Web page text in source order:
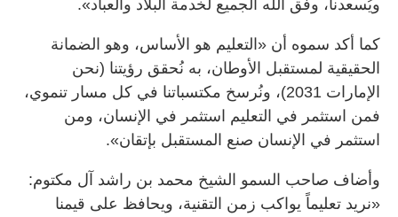
ويُسعدنا، وفق الله الجميع لخدمة البلاد والعباد».
كما أكد سموه أن «التعليم هو الأساس، وهو الضمانة
الحقيقية لمستقبل الأوطان، به نُحقق رؤيتنا (نحن
الإمارات 2031)، ونُرسخ مكتسباتنا في كل مسار تنموي،
فمن استثمر في التعليم استثمر في الإنسان، ومن
استثمر في الإنسان صنع المستقبل بإتقان».
وأضاف صاحب السمو الشيخ محمد بن راشد آل مكتوم:
«نريد تعليماً يواكب زمن التقنية، ويحافظ على قيمنا